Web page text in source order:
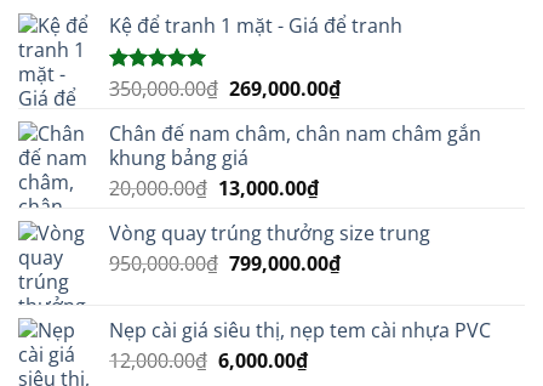
Kệ để tranh 1 mặt - Giá để tranh
Được xếp
5 sao
350,000.00₫ Giá
là:
350,000.00₫.
269,000.00₫Giá
tại
Chân đế nam châm, chân nam châm gắn
khung bảng giá
20,000.00₫ Giá
là:
20,000.00₫.
13,000.00₫Giá
tại
là:
Vòng quay trúng thưởng size trung
950,000.00₫ Giá
950,000.00₫.
799,000.00₫Giá
là:
Nẹp cài giá siêu thị, nẹp tem cài nhựa PVC
12,000.00₫ Giá
6,000.00₫Giá